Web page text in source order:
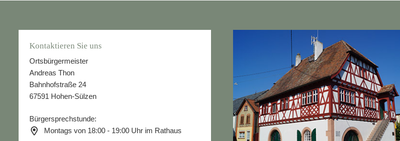
Kontaktieren Sie uns
Ortsbürgermeister
Andreas Thon
Bahnhofstraße 24
67591 Hohen-Sülzen
Bürgersprechstunde:
Montags von 18:00 - 19:00 Uhr im Rathaus